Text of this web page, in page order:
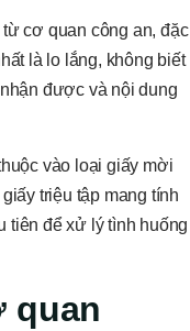
cơ quan công an, đặc
là lo lắng, không biết
được và nội dung
vào loại giấy mời
triệu tập mang tính
tiên để xử lý tình huống
quan